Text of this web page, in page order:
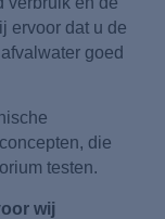
ervoor dat u de
goed
die
testen.
wij